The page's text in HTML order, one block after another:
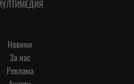
Новини
За нас
Реклама